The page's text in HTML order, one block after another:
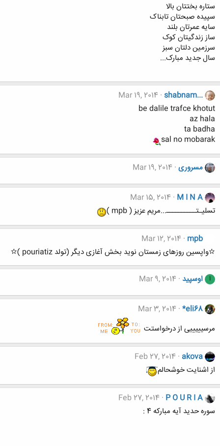
ستاره بختتان بالا
سپیده صبحتان تابناک
سایه عمرتان بلند
ساز زندگیتان کوک
سرزمین دلتان سبز
سال جدید مبارک...
shabnam...
Mar 19, 2014
be dalile trafce khotut
az hala
ta badha
sal no mobarak
مسروری Mar 19, 2014
M I N A
Mar 15, 2014
تسلیـتــــــــــ...مریم عزیز ( mpb )
mpb
Mar 12, 2014
✫واپسین روزهای زمستان نوید بخش آغازی دیگر (تولد pouriatiz )✫
ا اوسپید Mar 9, 2014
*eli68
Mar 3, 2014
مرسیییییی از درخواستت
akova
Feb 27, 2014
از اشنایت خوشحالم
P O U R I A
Feb 27, 2014
سوره حدید آیه مبارکه 4 :